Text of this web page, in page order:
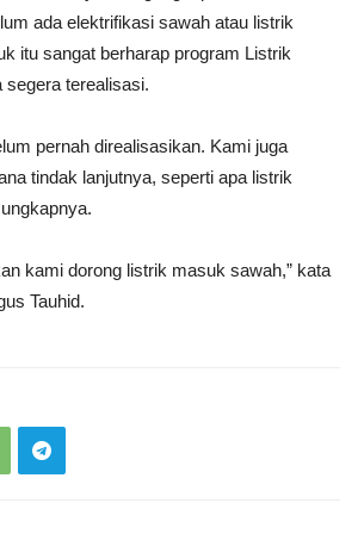
ada elektrifikasi sawah atau listrik
itu sangat berharap program Listrik
terealisasi.
pernah direalisasikan. Kami juga
tindak lanjutnya, seperti apa listrik
kami dorong listrik masuk sawah,” kata
Tauhid.